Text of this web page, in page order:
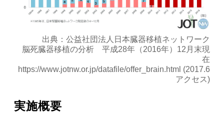
出典：公益社団法人日本臓器移植ネットワーク
脳死臓器移植の分析 平成28年（2016年）12月末現
在
https://www.jotnw.or.jp/datafile/offer_brain.html (2017.6
アクセス)
実施概要